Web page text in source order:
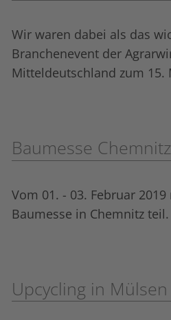
Wir waren dabei als das
Branchenevent der
Mitteldeutschland zum 15.
Baumesse
Vom 01. - 03. Februar
Baumesse in Chemnitz teil.
Upcycling in Mülsen